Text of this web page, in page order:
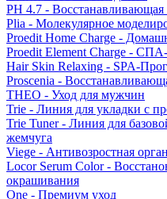
PH 4.7 - Восстанавливающая
Plia - Молекулярное
Proedit Home Charge -
Proedit Element Charge -
Hair Skin Relaxing - SPA-
Proscenia -
THEO - Уход для мужчин
Trie - Линия для укладки с
Trie Tuner - Линия для
жемчуга
Viege - Антивозростная
Locor Serum Color -
окрашивания
One - Премиум уход